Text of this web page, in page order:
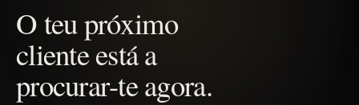
Oteupróximo
clienteestáa
procurar-teagora.